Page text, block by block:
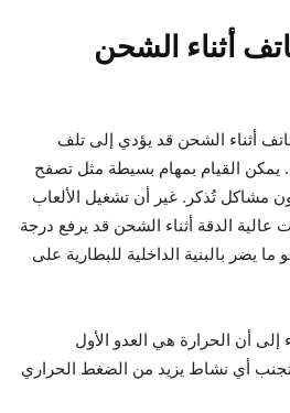
أثناء الشحن
أثناء الشحن قد يؤدي إلى تلف
يمكن القيام بمهام بسيطة مثل تصفح
مشاكل تُذكر. غير أن تشغيل الألعاب
عالية الدقة أثناء الشحن قد يرفع درجة
يضر بالبنية الداخلية للبطارية على
أن الحرارة هي العدو الأول
أي نشاط يزيد من الضغط الحراري